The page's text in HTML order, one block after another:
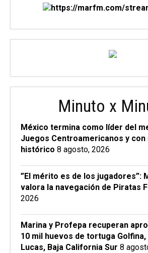
Minuto x
México termina como líder del
Juegos Centroamericanos y con
histórico 8 agosto, 2026
”El mérito es de los jugadores”:
valora la navegación de Piratas
2026
Marina y Profepa recuperan
10 mil huevos de tortuga Golfina,
Lucas, Baja California Sur 8